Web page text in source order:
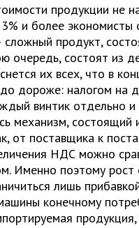
продукции не
и более экономисты
продукт,
очередь, состоят из
их всех, что в
дороже: налогом на
винтик отдельно
механизм,
от поставщика к
НДС можно
Именно поэтому рост
лишь
конечному